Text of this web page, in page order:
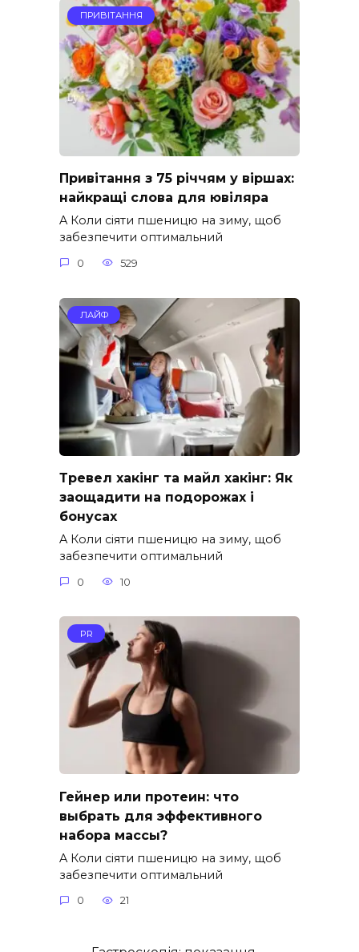
ПРИВІТАННЯ
Привітання з 75 річчям у віршах:
найкращі слова для ювіляра
A Коли сіяти пшеницю на зиму, щоб
забезпечити оптимальний
0 529
ЛАЙФ
Тревел хакінг та майл хакінг: Як
заощадити на подорожах і
бонусах
A Коли сіяти пшеницю на зиму, щоб
забезпечити оптимальний
0 10
PR
Гейнер или протеин: что
выбрать для эффективного
набора массы?
A Коли сіяти пшеницю на зиму, щоб
забезпечити оптимальний
0 21